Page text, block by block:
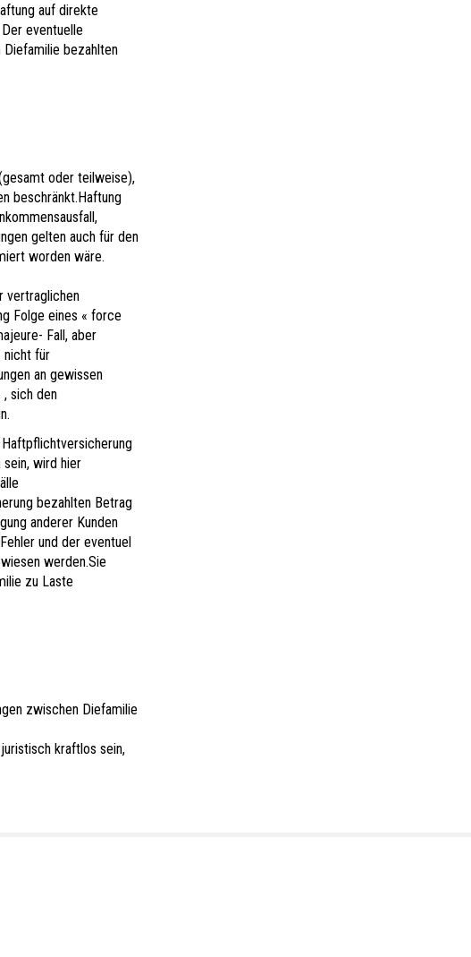
auf direkte
eventuelle
Diefamilie bezahlten
oder teilweise),
beschränkt.Haftung
gelten auch für den
worden wäre.
vertraglichen
Folge eines « force
Fall, aber
nicht für
an gewissen
sich den
wird hier
bezahlten Betrag
anderer Kunden
und der eventuel
werden.Sie
zu Laste
zwischen Diefamilie
kraftlos sein,